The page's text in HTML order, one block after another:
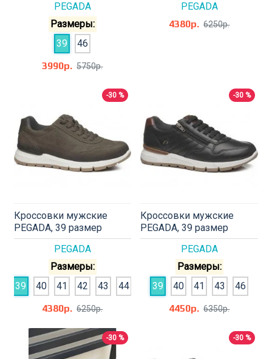
PEGADA
Размеры:
39
46
3990р. 5750р.
PEGADA
4380р. 6250р.
-30 %
PEGADA
Кроссовки мужские
PEGADA, 39 размер
Размеры:
39
40 41 42 43
44
4380р. 6250р.
-30 %
PEGADA
Кроссовки мужские
PEGADA, 39 размер
Размеры:
39
40 41 43
46
4450р. 6350р.
-30 % -30 %